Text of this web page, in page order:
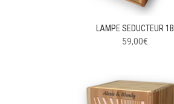
LAMPE SEDUCTEUR 1B
59,00€